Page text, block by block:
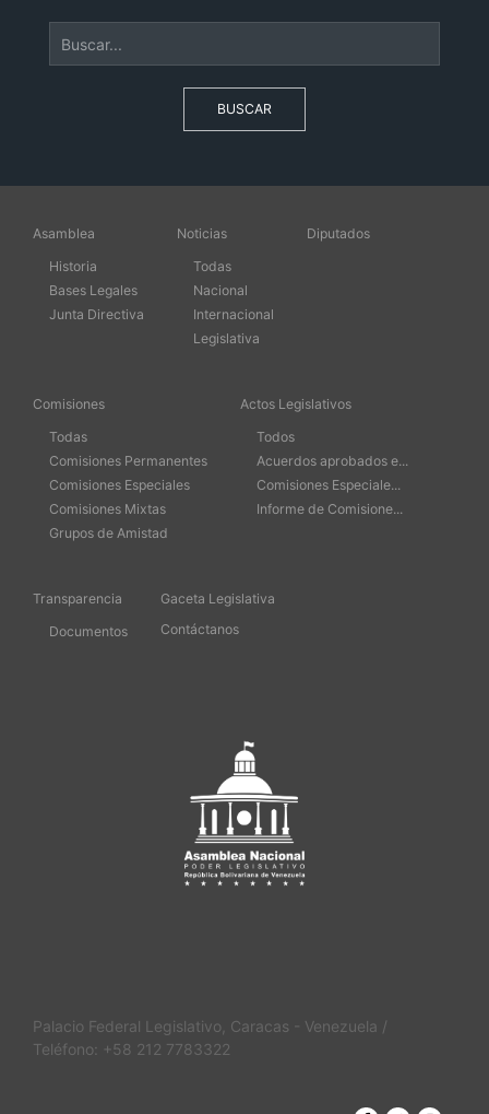
BUSCAR
Asamblea
Historia
Bases Legales
Junta Directiva
Noticias
Todas
Nacional
Internacional
Legislativa
Diputados
Comisiones
Todas
Comisiones Permanentes
Comisiones Especiales
Comisiones Mixtas
Grupos de Amistad
Actos Legislativos
Todos
Acuerdos aprobados e...
Comisiones Especiale...
Informe de Comisione...
Transparencia
Documentos
Gaceta Legislativa
Contáctanos
Palacio Federal Legislativo, Caracas - Venezuela /
Teléfono: +58 212 7783322